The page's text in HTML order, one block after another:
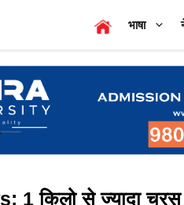
भाषा
किलो से ज्यादा चरस